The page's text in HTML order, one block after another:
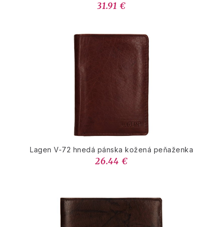
31.91 €
Lagen V-72 hnedá pánska kožená peňaženka
26.44 €